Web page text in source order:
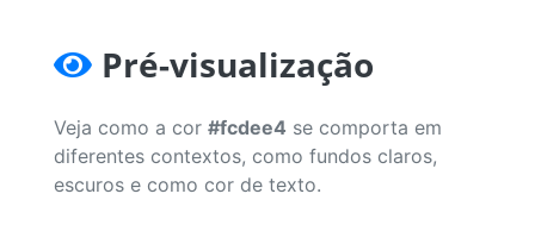
Pré-visualização
Veja como a cor #fcdee4 se comporta em
diferentes contextos, como fundos claros,
escuros e como cor de texto.